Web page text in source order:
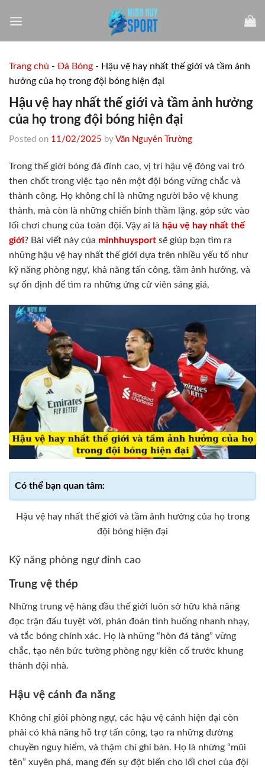
Trang chủ - Đá Bóng - Hậu vệ hay nhất thế giới và tầm ảnh
hưởng của họ trong đội bóng hiện đại
Hậu vệ hay nhất thế giới và tầm ảnh hưởng
của họ trong đội bóng hiện đại
Posted on 11/02/2025 by Văn Nguyên Trường
Trong thế giới bóng đá đỉnh cao, vị trí hậu vệ đóng vai trò
then chốt trong việc tạo nên một đội bóng vững chắc và
thành công. Họ không chỉ là những người bảo vệ khung
thành, mà còn là những chiến binh thầm lặng, góp sức vào
lối chơi chung của toàn đội. Vậy ai là hậu vệ hay nhất thế
giới? Bài viết này của minhhuysport sẽ giúp bạn tìm ra
những hậu vệ hay nhất thế giới dựa trên nhiều yếu tố như
kỹ năng phòng ngự, khả năng tấn công, tầm ảnh hưởng, và
sự ổn định để tìm ra những ứng cử viên sáng giá,
Hậu vệ hay nhất thế giới và tầm ảnh hưởng của họ trong
đội bóng hiện đại
Kỹ năng phòng ngự đỉnh cao
Trung vệ thép
Những trung vệ hàng đầu thế giới luôn sở hữu khả năng
đọc trận đấu tuyệt vời, phán đoán tình huống nhanh nhạy,
và tắc bóng chính xác. Họ là những “hòn đá tảng” vững
chắc, tạo nên bức tường phòng ngự kiên cố trước khung
thành đội nhà.
Hậu vệ cánh đa năng
Không chỉ giỏi phòng ngự, các hậu vệ cánh hiện đại còn
phải có khả năng hỗ trợ tấn công, tạo ra những đường
chuyền nguy hiểm, và thậm chí ghi bàn. Họ là những “mũi
tên” xuyên phá, mang đến sự đột biến cho lối chơi của đội